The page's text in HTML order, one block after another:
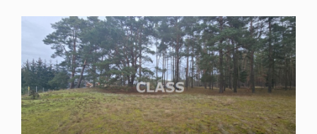
firmie
Oferty
Zgłoś